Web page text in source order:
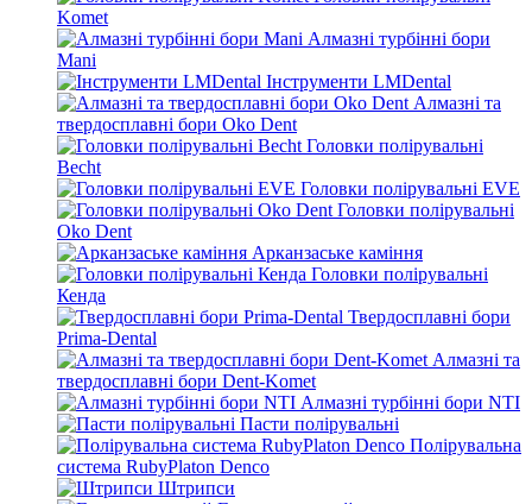
Komet
Алмазні турбінні бори
Mani
Інструменти LMDental
Алмазні та
твердосплавні бори Oko Dent
Головки полірувальні
Becht
Головки полірувальні EVE
Головки полірувальні
Oko Dent
Арканзаське каміння
Головки полірувальні
Кенда
Твердосплавні бори
Prima-Dental
Алмазні та
твердосплавні бори Dent-Komet
Алмазні турбінні бори NTI
Пасти полірувальні
Полірувальна
система RubyPlaton Denco
Штрипси